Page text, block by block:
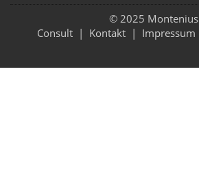
© 2025 Montenius
Consult | Kontakt | Impressum